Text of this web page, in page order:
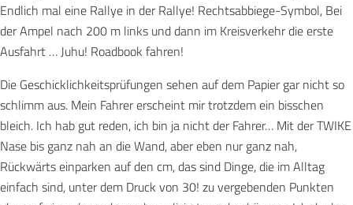
Endlich mal eine Rallye in der Rallye! Rechtsabbiege-Symbol, Bei
der Ampel nach 200 m links und dann im Kreisverkehr die erste
Ausfahrt … Juhu! Roadbook fahren!
Die Geschicklichkeitsprüfungen sehen auf dem Papier gar nicht so
schlimm aus. Mein Fahrer erscheint mir trotzdem ein bisschen
bleich. Ich hab gut reden, ich bin ja nicht der Fahrer… Mit der TWIKE
Nase bis ganz nah an die Wand, aber eben nur ganz nah,
Rückwärts einparken auf den cm, das sind Dinge, die im Alltag
einfach sind, unter dem Druck von 30! zu vergebenden Punkten